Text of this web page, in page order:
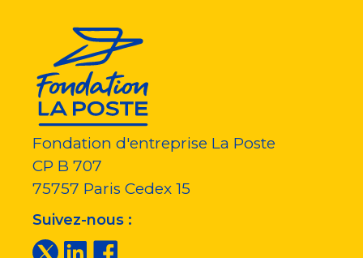
Fondation d'entreprise La Poste
CP B 707
75757 Paris Cedex 15
Suivez-nous :